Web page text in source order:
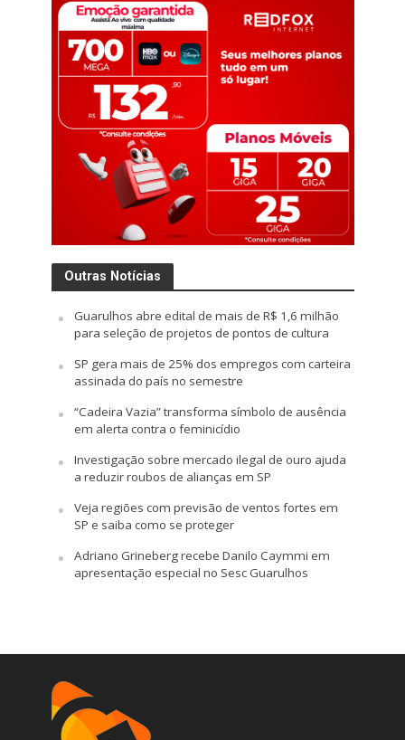
Outras Notícias
Guarulhos abre edital de mais de R$ 1,6 milhão
para seleção de projetos de pontos de cultura
SP gera mais de 25% dos empregos com carteira
assinada do país no semestre
“Cadeira Vazia” transforma símbolo de ausência
em alerta contra o feminicídio
Investigação sobre mercado ilegal de ouro ajuda
a reduzir roubos de alianças em SP
Veja regiões com previsão de ventos fortes em
SP e saiba como se proteger
Adriano Grineberg recebe Danilo Caymmi em
apresentação especial no Sesc Guarulhos